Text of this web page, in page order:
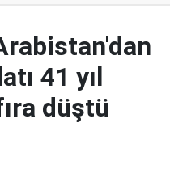
41 yıl
düştü